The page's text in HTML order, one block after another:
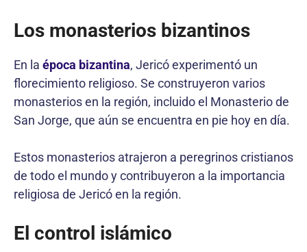
Los monasterios bizantinos
En la época bizantina, Jericó experimentó un
florecimiento religioso. Se construyeron varios
monasterios en la región, incluido el Monasterio de
San Jorge, que aún se encuentra en pie hoy en día.
Estos monasterios atrajeron a peregrinos cristianos
de todo el mundo y contribuyeron a la importancia
religiosa de Jericó en la región.
El control islámico